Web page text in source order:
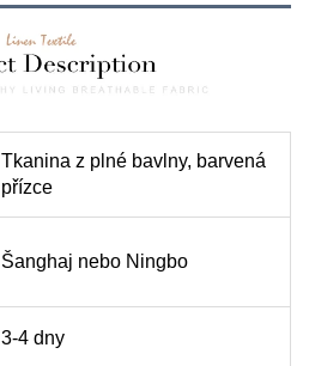
Tkanina z plné bavlny, barvená
přízce
Šanghaj nebo Ningbo
3-4 dny